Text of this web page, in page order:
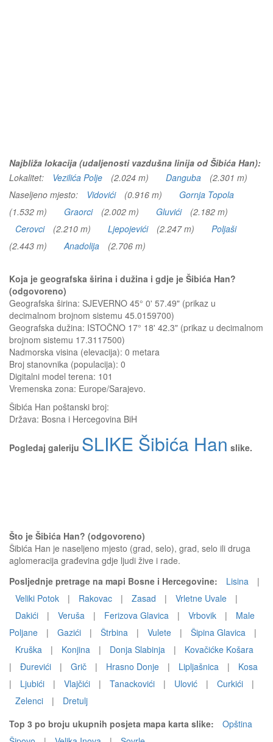
Najbliža lokacija (udaljenosti vazdušna linija od Šibića Han):
Lokalitet:
Vezilića Polje (2.024 m) Danguba
(2.301 m)
Naseljeno mjesto:
Vidovići (0.916 m)
Gornja Topola
(1.532 m)
Graorci (2.002 m) Gluvići
(2.182 m)
Cerovci
(2.210 m) Ljepojevići (2.247 m)
Poljaši
(2.443 m)
Anadolija (2.706 m)
Koja je geografska širina i dužina i gdje je Šibića Han?
(odgovoreno)
Geografska širina: SJEVERNO 45° 0' 57.49" (prikaz u
decimalnom brojnom sistemu 45.0159700)
Geografska dužina: ISTOČNO 17° 18' 42.3" (prikaz u decimalnom
brojnom sistemu 17.3117500)
Nadmorska visina (elevacija): 0 metara
Broj stanovnika (populacija): 0
Digitalni model terena: 101
Vremenska zona: Europe/Sarajevo.
Šibića Han poštanski broj:
Država: Bosna i Hercegovina BiH
Pogledaj galeriju SLIKE Šibića Han slike.
Što je Šibića Han? (odgovoreno)
Šibića Han je naseljeno mjesto (grad, selo), grad, selo ili druga
aglomeracija građevina gdje ljudi žive i rade.
Posljednje pretrage na mapi Bosne i Hercegovine:
Lisina
|
Veliki Potok
| Rakovac | Zasad | Vrletne Uvale
|
Dakići
| Veruša | Ferizova Glavica | Vrbovik |
Male
Poljane
| Gazići | Štrbina | Vulete | Šipina Glavica
|
Kruška
| Konjina | Donja Slabinja |
Kovačićke Košara
|
Đurevići | Grič | Hrasno Donje | Lipljašnica |
Kosa
|
Ljubići | Vlajčići | Tanackovići | Ulović | Curkići
|
Zelenci
|
Dretulj
Top 3 po broju ukupnih posjeta mapa karta slike:
Opština